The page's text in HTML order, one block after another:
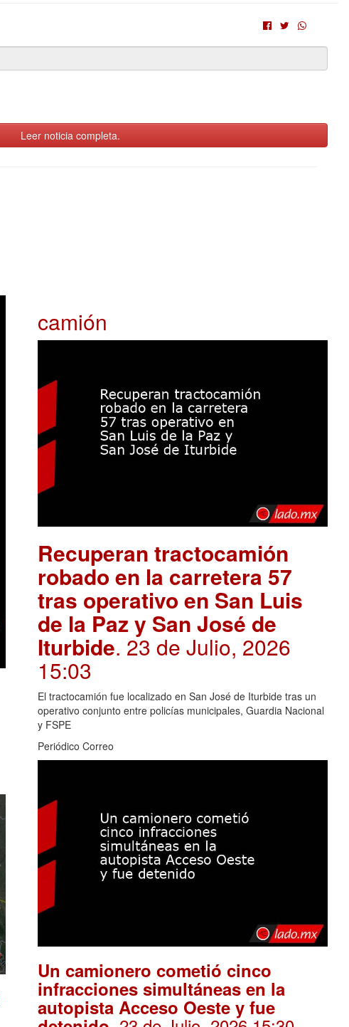
Leer noticia completa.
camión
Recuperan tractocamión
robado en la carretera 57
tras operativo en San Luis
de la Paz y San José de
Iturbide. 23 de Julio, 2026
15:03
El tractocamión fue localizado en San José de Iturbide tras un
operativo conjunto entre policías municipales, Guardia Nacional
y FSPE
Periódico Correo
Un camionero cometió cinco
infracciones simultáneas en la
autopista Acceso Oeste y fue